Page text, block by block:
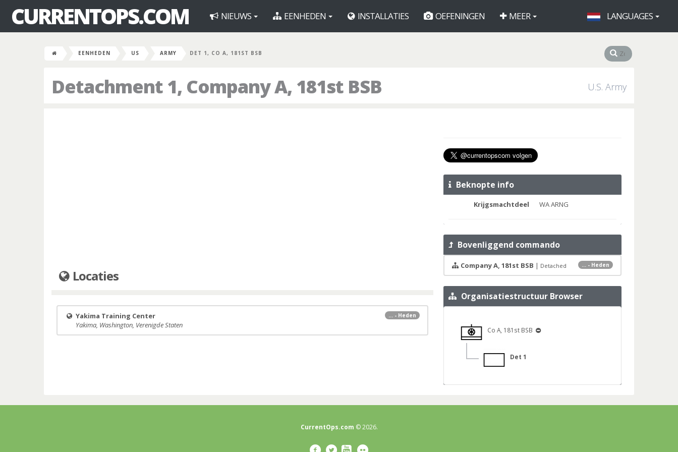
CURRENTOPS.COM NIEUWS EENHEDEN INSTALLATIES OEFENINGEN MEER LANGUAGES
EENHEDEN US ARMY DET 1, CO A, 181ST BSB
Detachment 1, Company A, 181st BSB U.S. Army
Locaties
... - Heden
Yakima Training Center
Yakima, Washington, Verenigde Staten
Beknopte info
Krijgsmachtdeel WA ARNG
Bovenliggend commando
... - Heden
Company A, 181st BSB | Detached
Organisatiestructuur Browser
Co A, 181st BSB
Det 1
CurrentOps.com © 2026.